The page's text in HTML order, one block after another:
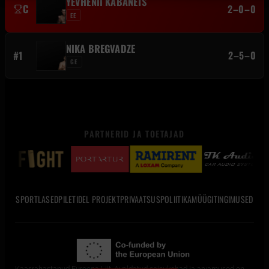
C EE 2–0–0
#1 NIKA BREGVADZE
GE 2–5–0
PARTNERID JA TOETAJAD
SPORTLASEDPILETIDEL PROJEKTPRIVAATSUSPOLIITIKAMÜÜGITINGIMUSED